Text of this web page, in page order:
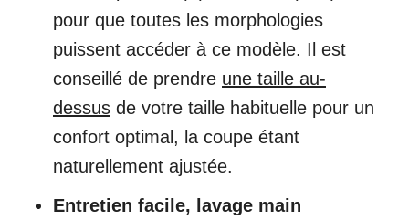
pour que toutes les morphologies
puissent accéder à ce modèle. Il est
conseillé de prendre une taille au-
dessus de votre taille habituelle pour un
confort optimal, la coupe étant
naturellement ajustée.
Entretien facile, lavage main